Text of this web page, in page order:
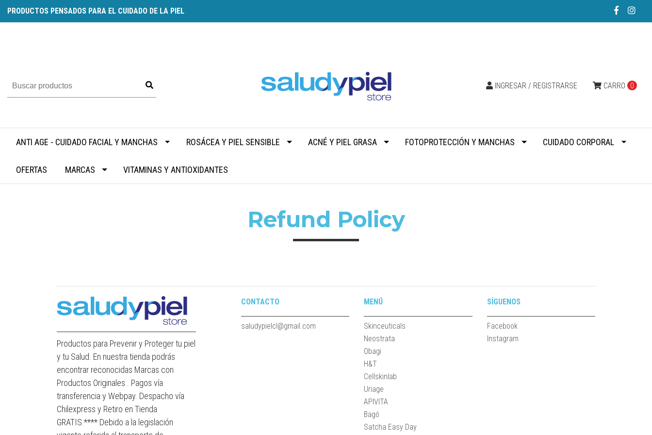
PRODUCTOS PENSADOS PARA EL CUIDADO DE LA PIEL
CARRO 0
INGRESAR / REGISTRARSE
ANTI AGE - CUIDADO FACIAL Y MANCHAS ROSÁCEA Y PIEL SENSIBLE ACNÉ Y PIEL GRASA FOTOPROTECCIÓN Y MANCHAS CUIDADO CORPORAL
OFERTAS MARCAS VITAMINAS Y ANTIOXIDANTES
Refund Policy
Productos para Prevenir y Proteger tu piel
y tu Salud. En nuestra tienda podrás
encontrar reconocidas Marcas con
Productos Originales . Pagos vía
transferencia y Webpay. Despacho vía
Chilexpress y Retiro en Tienda
GRATIS.**** Debido a la legislación
CONTACTO
saludypielcl@gmail.com
MENÚ
Skinceuticals
Neostrata
Obagi
H&T
Cellskinlab
Uriage
APIVITA
Bagó
Satcha Easy Day
SÍGUENOS
Facebook
Instagram